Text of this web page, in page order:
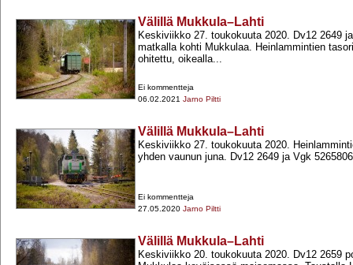
Välillä Mukkula–Lahti
Keskiviikko 27. toukokuuta 2020. Dv12 2649
matkalla kohti Mukkulaa. Heinlammintien
ohitettu, oikealla...
Ei kommentteja
06.02.2021 Jarno Piltti
Välillä Mukkula–Lahti
Keskiviikko 27. toukokuuta 2020.
yhden vaunun juna. Dv12 2649 ja Vgk
Ei kommentteja
27.05.2020 Jarno Piltti
Välillä Mukkula–Lahti
Keskiviikko 20. toukokuuta 2020. Dv12 2659